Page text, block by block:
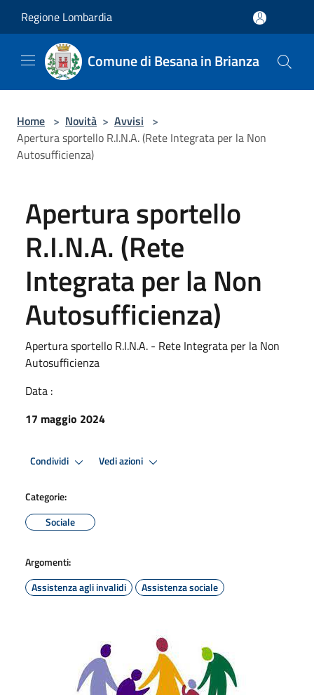
Regione Lombardia
Comune di Besana in Brianza
Home > Novità > Avvisi >
Apertura sportello R.I.N.A. (Rete Integrata per la Non
Autosufficienza)
Apertura sportello
R.I.N.A. (Rete
Integrata per la Non
Autosufficienza)
Apertura sportello R.I.N.A. - Rete Integrata per la Non
Autosufficienza
Data :
17 maggio 2024
Condividi Vedi azioni
Categorie:
Sociale
Argomenti:
Assistenza agli invalidi
Assistenza sociale